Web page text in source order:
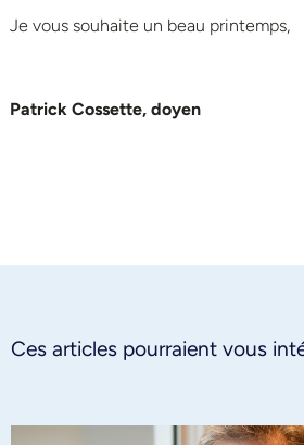
Je vous souhaite un beau printemps,
Patrick Cossette, doyen
Ces articles pourraient vous